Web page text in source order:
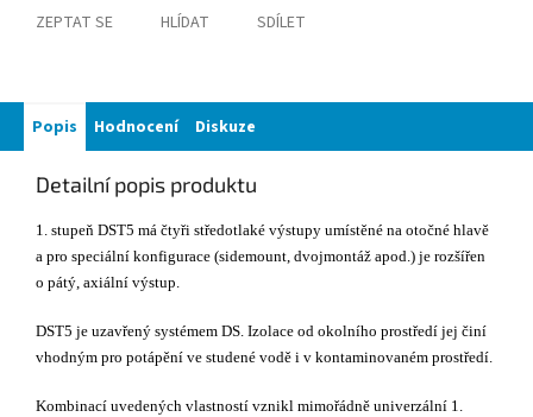
ZEPTAT SE HLÍDAT SDÍLET
Popis Hodnocení Diskuze
Detailní popis produktu
1. stupeň DST5 má čtyři středotlaké výstupy umístěné na otočné hlavě
a pro speciální konfigurace (sidemount, dvojmontáž apod.) je rozšířen
o pátý, axiální výstup.
DST5 je uzavřený systémem DS. Izolace od okolního prostředí jej činí
vhodným pro potápění ve studené vodě i v kontaminovaném prostředí.
Kombinací uvedených vlastností vznikl mimořádně univerzální 1.